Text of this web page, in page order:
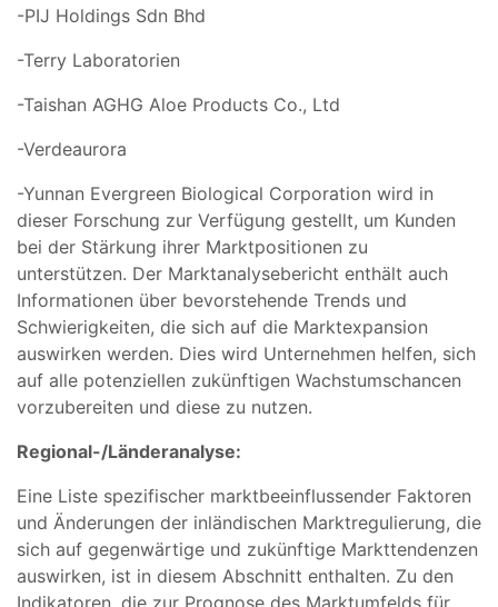
-PIJ Holdings Sdn Bhd
-Terry Laboratorien
-Taishan AGHG Aloe Products Co., Ltd
-Verdeaurora
-Yunnan Evergreen Biological Corporation wird in
dieser Forschung zur Verfügung gestellt, um Kunden
bei der Stärkung ihrer Marktpositionen zu
unterstützen. Der Marktanalysebericht enthält auch
Informationen über bevorstehende Trends und
Schwierigkeiten, die sich auf die Marktexpansion
auswirken werden. Dies wird Unternehmen helfen, sich
auf alle potenziellen zukünftigen Wachstumschancen
vorzubereiten und diese zu nutzen.
Regional-/Länderanalyse:
Eine Liste spezifischer marktbeeinflussender Faktoren
und Änderungen der inländischen Marktregulierung, die
sich auf gegenwärtige und zukünftige Markttendenzen
auswirken, ist in diesem Abschnitt enthalten. Zu den
Indikatoren, die zur Prognose des Marktumfelds für